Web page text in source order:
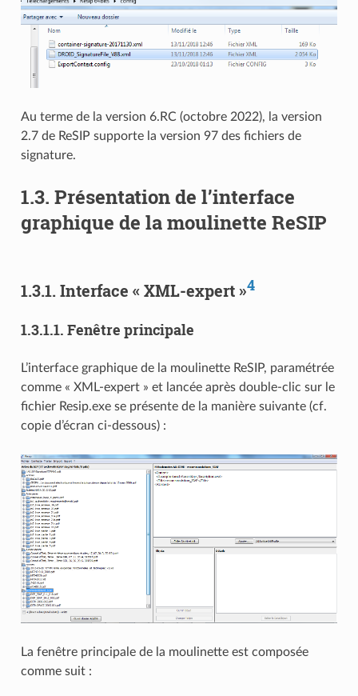
Au terme de la version 6.RC (octobre 2022), la version
2.7 de ReSIP supporte la version 97 des fichiers de
signature.
1.3. Présentation de l’interface
graphique de la moulinette ReSIP
1.3.1. Interface « XML-expert »4
1.3.1.1. Fenêtre principale
L’interface graphique de la moulinette ReSIP, paramétrée
comme « XML-expert » et lancée après double-clic sur le
fichier Resip.exe se présente de la manière suivante (cf.
copie d’écran ci-dessous) :
La fenêtre principale de la moulinette est composée
comme suit :